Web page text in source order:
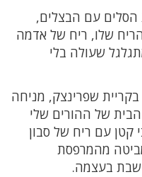
הסלים עם הבצלים,
שלו, ריח של אדמה
שעולה בלי
שפרינצק, מניחה
של ההורים שלי
קטן עם ריח של סבון
מהמרפסת
שבת בעצמה.